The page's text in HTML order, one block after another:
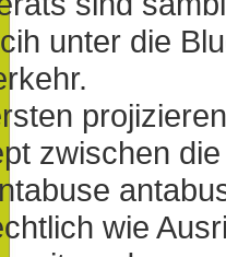
unter die
zwischen
wie